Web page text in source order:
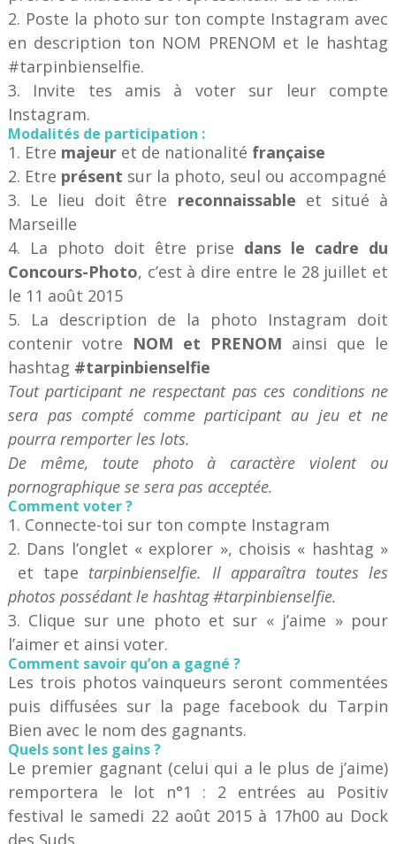
2. Poste la photo sur ton compte Instagram avec
en description ton NOM PRENOM et le hashtag
#tarpinbienselfie.
3. Invite tes amis à voter sur leur compte
Instagram.
Modalités de participation :
1. Etre majeuret de nationalité française
2. Etre présent sur la photo, seul ou accompagné
3. Le lieu doit être reconnaissable et situé à
Marseille
4. La photo doit être prise dans le cadre du
Concours-Photo, c’est à dire entre le 28 juillet et
le 11 août 2015
5. La description de la photo Instagram doit
contenir votre NOM et PRENOM ainsi que le
hashtag #tarpinbienselfie
Tout participant ne respectant pas ces conditions ne
sera pas compté comme participant au jeu et ne
pourra remporter les lots.
De même, toute photo à caractère violent ou
pornographique se sera pas acceptée.
Comment voter ?
1. Connecte-toi sur ton compte Instagram
2. Dans l’onglet « explorer », choisis « hashtag »
et tape tarpinbienselfie. Il apparaîtra toutes les
photos possédant le hashtag #tarpinbienselfie.
3. Clique sur une photo et sur « j’aime » pour
l’aimer et ainsi voter.
Comment savoir qu’on a gagné ?
Les trois photos vainqueurs seront commentées
puis diffusées sur la page facebook du Tarpin
Bien avec le nom des gagnants.
Quels sont les gains ?
Le premier gagnant (celui qui a le plus de j’aime)
remportera le lot n°1 : 2 entrées au Positiv
festival le samedi 22 août 2015 à 17h00 au Dock